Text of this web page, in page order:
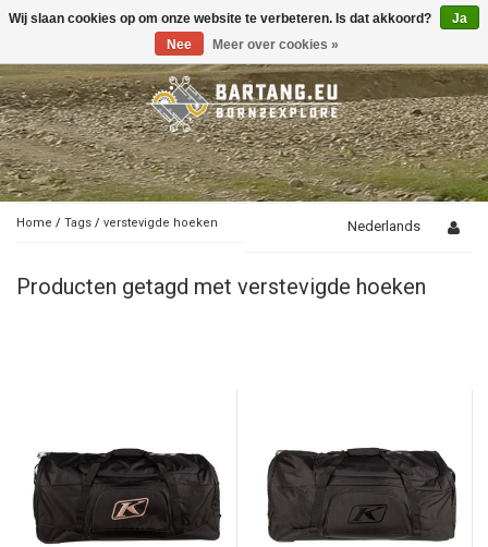
Toggle
Home / Tags / verstevigde hoeken Nederlands
Producten getagd met verstevigde hoeken
Wij slaan cookies op om onze website te verbeteren. Is dat akkoord?
Ja
Nee
Meer over cookies »